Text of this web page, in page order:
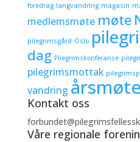
foredrag langvandring magasin
medlemsmøte møte
pilegrimsgård Oslo
dag Pilegrimskonferanse
pilegrimsmottak
vandring årsmøte
Kontakt oss
Våre regionale